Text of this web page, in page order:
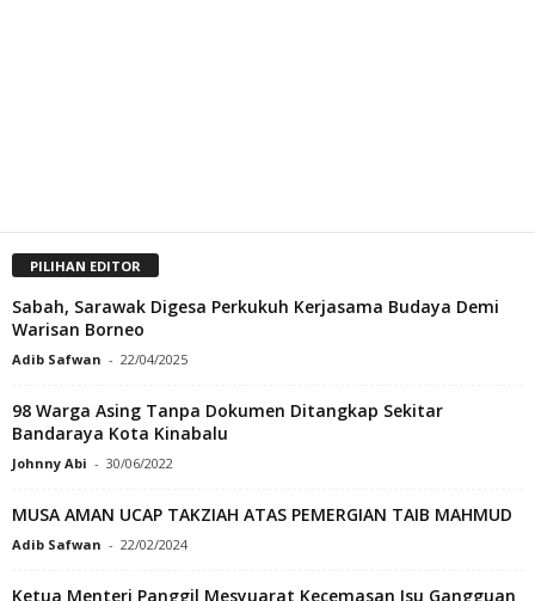
PILIHAN EDITOR
Sabah, Sarawak Digesa Perkukuh Kerjasama Budaya Demi
Warisan Borneo
Adib Safwan - 22/04/2025
98 Warga Asing Tanpa Dokumen Ditangkap Sekitar
Bandaraya Kota Kinabalu
Johnny Abi - 30/06/2022
MUSA AMAN UCAP TAKZIAH ATAS PEMERGIAN TAIB MAHMUD
Adib Safwan - 22/02/2024
Ketua Menteri Panggil Mesyuarat Kecemasan Isu Gangguan